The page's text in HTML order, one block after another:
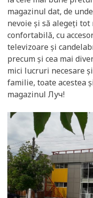
magazinul dat, de
nevoie și să alegeți
confortabilă, cu
televizoare și
precum și cea mai
mici lucruri necesare
familie, toate acestea
magazinul Луч!